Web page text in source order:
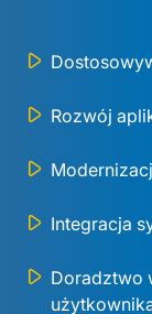
Rozwój
Integracja
Doradztwo